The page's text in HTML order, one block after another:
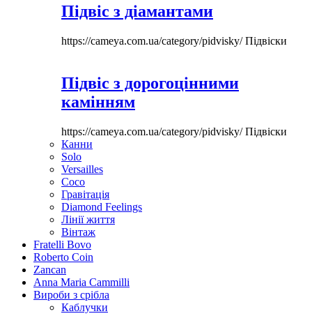
Підвіс з діамантами
https://cameya.com.ua/category/pidvisky/Підвіски
Підвіс з дорогоцінними
камінням
https://cameya.com.ua/category/pidvisky/Підвіски
Канни
Solo
Versailles
Coco
Гравітація
Diamond Feelings
Лінії життя
Вінтаж
Fratelli Bovo
Roberto Coin
Zancan
Anna Maria Cammilli
Вироби з срібла
Каблучки